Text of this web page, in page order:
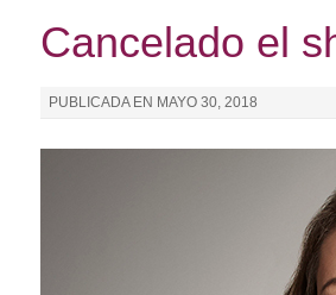
Cancelado el
PUBLICADA EN MAYO 30, 2018